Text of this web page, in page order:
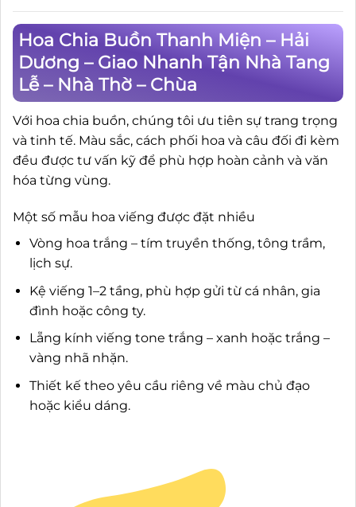
Hoa Chia Buồn Thanh Miện – Hải
Dương – Giao Nhanh Tận Nhà Tang
Lễ – Nhà Thờ – Chùa
Với hoa chia buồn, chúng tôi ưu tiên sự trang trọng
và tinh tế. Màu sắc, cách phối hoa và câu đối đi kèm
đều được tư vấn kỹ để phù hợp hoàn cảnh và văn
hóa từng vùng.
Một số mẫu hoa viếng được đặt nhiều
Vòng hoa trắng – tím truyền thống, tông trầm,
lịch sự.
Kệ viếng 1–2 tầng, phù hợp gửi từ cá nhân, gia
đình hoặc công ty.
Lẵng kính viếng tone trắng – xanh hoặc trắng –
vàng nhã nhặn.
Thiết kế theo yêu cầu riêng về màu chủ đạo
hoặc kiểu dáng.